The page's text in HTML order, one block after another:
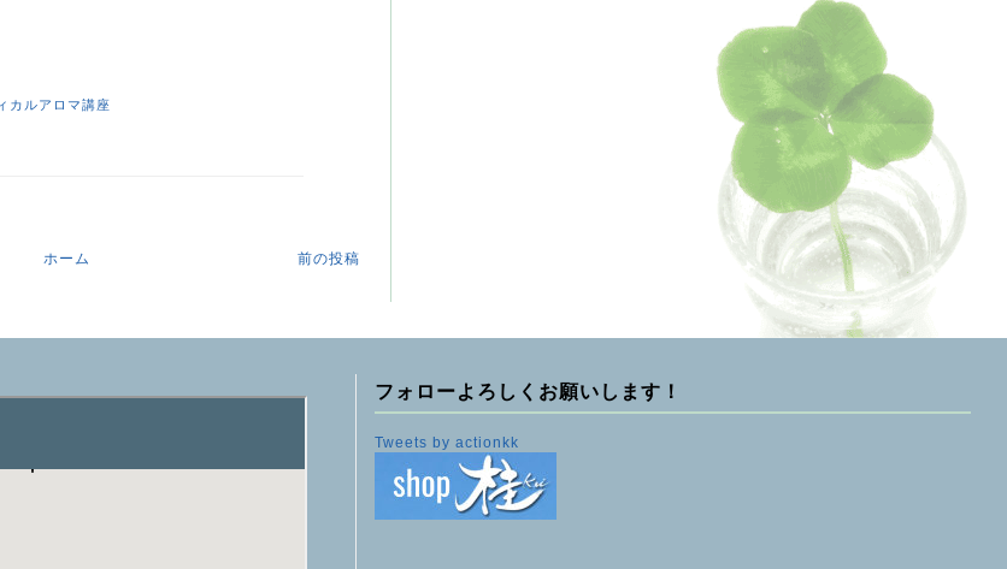
カルアロマ講座
前の投稿
ホーム
フォローよろしくお願いします！
Tweets by actionkk